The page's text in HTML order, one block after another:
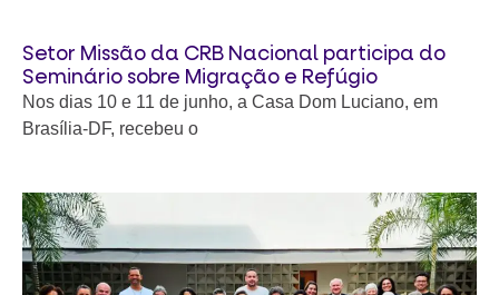
Setor Missão da CRB Nacional participa do
Seminário sobre Migração e Refúgio
Nos dias 10 e 11 de junho, a Casa Dom Luciano, em
Brasília-DF, recebeu o